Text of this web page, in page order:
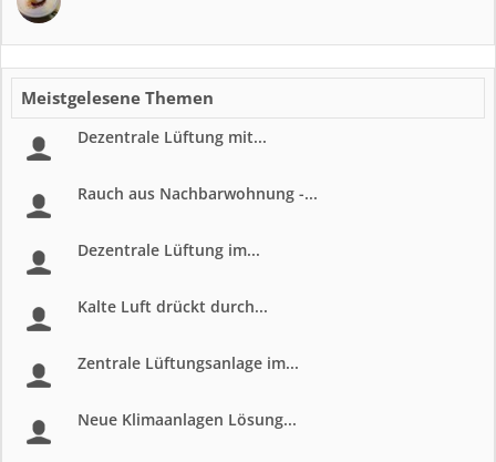
Meistgelesene Themen
Dezentrale Lüftung mit...
Rauch aus Nachbarwohnung -...
Dezentrale Lüftung im...
Kalte Luft drückt durch...
Zentrale Lüftungsanlage im...
Neue Klimaanlagen Lösung...